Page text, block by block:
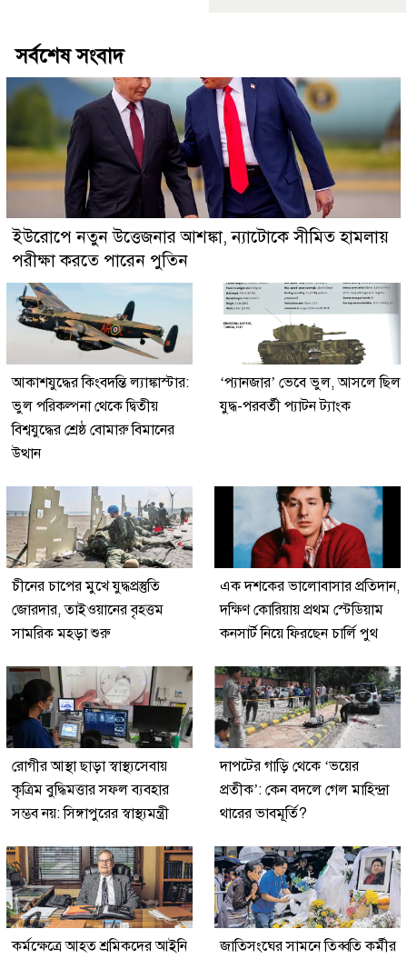
সর্বশেষ সংবাদ
ইউরোপে নতুন উত্তেজনার আশঙ্কা, ন্যাটোকে সীমিত হামলায়
পরীক্ষা করতে পারেন পুতিন
আকাশযুদ্ধের কিংবদন্তি ল্যাঙ্কাস্টার:
ভুল পরিকল্পনা থেকে দ্বিতীয়
বিশ্বযুদ্ধের শ্রেষ্ঠ বোমারু বিমানের
উত্থান
‘প্যানজার’ ভেবে ভুল, আসলে ছিল
যুদ্ধ-পরবর্তী প্যাটন ট্যাংক
চীনের চাপের মুখে যুদ্ধপ্রস্তুতি
জোরদার, তাইওয়ানের বৃহত্তম
সামরিক মহড়া শুরু
এক দশকের ভালোবাসার প্রতিদান,
দক্ষিণ কোরিয়ায় প্রথম স্টেডিয়াম
কনসার্ট নিয়ে ফিরছেন চার্লি পুথ
রোগীর আস্থা ছাড়া স্বাস্থ্যসেবায়
কৃত্রিম বুদ্ধিমত্তার সফল ব্যবহার
সম্ভব নয়: সিঙ্গাপুরের স্বাস্থ্যমন্ত্রী
দাপটের গাড়ি থেকে ‘ভয়ের
প্রতীক’: কেন বদলে গেল মাহিন্দ্রা
থারের ভাবমূর্তি?
কর্মক্ষেত্রে আহত শ্রমিকদের আইনি
জাতিসংঘের সামনে তিব্বতি কর্মীর